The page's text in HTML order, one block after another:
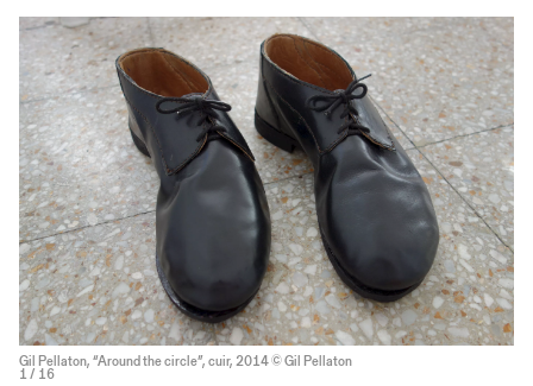
Gil Pellaton, “Around the circle”, cuir, 2014 © Gil Pellaton
1 / 16